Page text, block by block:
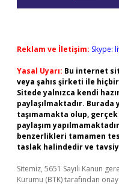
Reklam ve İletişim: Skype:
Yasal Uyarı: Bu internet
veya şahıs şirketi ile
Sitede yalnızca kendi
paylaşılmaktadır.
taşımamakta olup,
paylaşım
benzerlikleri tamamen
taslak halindedir ve
Sitemiz, 5651 Sayılı Kanun
Kurumu (BTK) tarafından